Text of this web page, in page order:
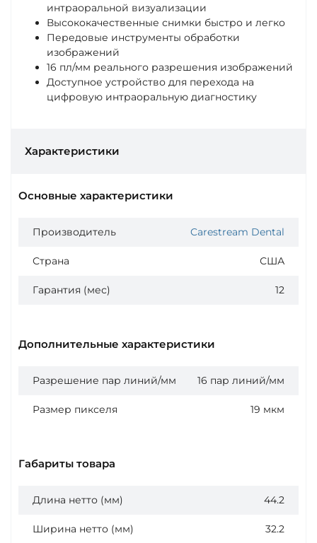
интраоральной визуализации
Высококачественные снимки быстро и легко
Передовые инструменты обработки
изображений
16 пл/мм реального разрешения изображений
Доступное устройство для перехода на
цифровую интраоральную диагностику
Характеристики
Основные характеристики
Производитель Carestream Dental
Страна США
Гарантия (мес) 12
Дополнительные характеристики
Разрешение пар линий/мм 16 пар линий/мм
Размер пикселя 19 мкм
Габариты товара
Длина нетто (мм) 44.2
Ширина нетто (мм) 32.2